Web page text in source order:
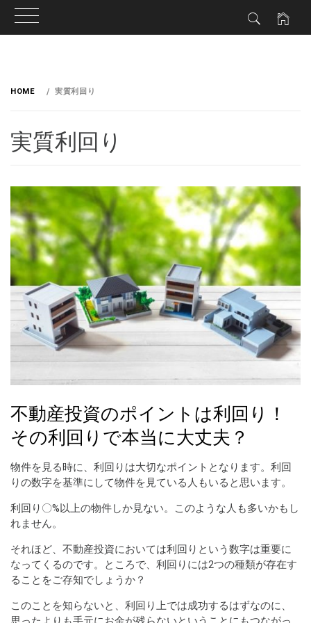
HOME 実質利回り
実質利回り
不動産投資のポイントは利回り！
その利回りで本当に大丈夫？
物件を見る時に、利回りは大切なポイントとなります。利回
りの数字を基準にして物件を見ている人もいると思います。
利回り〇%以上の物件しか見ない。このような人も多いかもし
れません。
それほど、不動産投資においては利回りという数字は重要に
なってくるのです。ところで、利回りには2つの種類が存在す
ることをご存知でしょうか？
このことを知らないと、利回り上では成功するはずなのに、